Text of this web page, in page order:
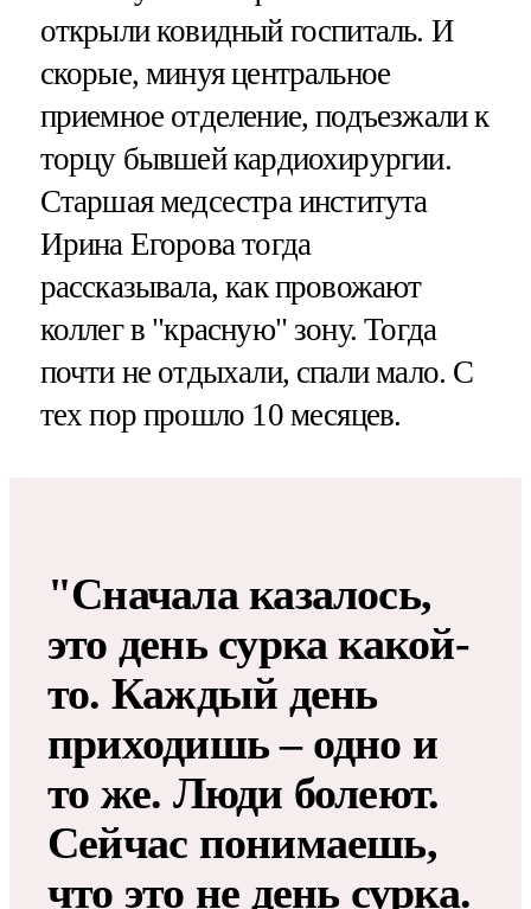
открыли ковидный госпиталь. И
скорые, минуя центральное
приемное отделение, подъезжали к
торцу бывшей кардиохирургии.
Старшая медсестра института
Ирина Егорова тогда
рассказывала, как провожают
коллег в "красную" зону. Тогда
почти не отдыхали, спали мало. С
тех пор прошло 10 месяцев.
"Сначала казалось,
это день сурка какой-
то. Каждый день
приходишь – одно и
то же. Люди болеют.
Сейчас понимаешь,
что это не день сурка.